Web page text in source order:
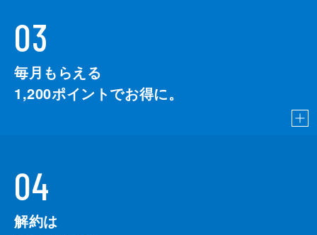
03
毎月もらえる
1,200ポイントでお得に。
04
解約は